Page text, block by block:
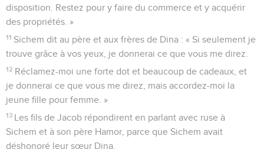
disposition. Restez pour y faire du commerce et y acquérir
des propriétés. »
11 Sichem dit au père et aux frères de Dina : « Si seulement je
trouve grâce à vos yeux, je donnerai ce que vous me direz.
12 Réclamez-moi une forte dot et beaucoup de cadeaux, et
je donnerai ce que vous me direz, mais accordez-moi la
jeune fille pour femme. »
13 Les fils de Jacob répondirent en parlant avec ruse à
Sichem et à son père Hamor, parce que Sichem avait
déshonoré leur sœur Dina.